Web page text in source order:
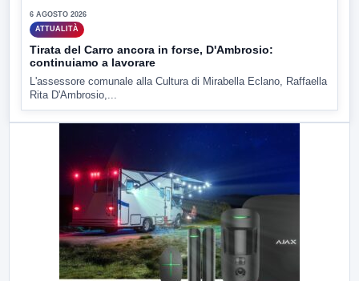
6 AGOSTO 2026
ATTUALITÀ
Tirata del Carro ancora in forse, D'Ambrosio:
continuiamo a lavorare
L'assessore comunale alla Cultura di Mirabella Eclano, Raffaella
Rita D'Ambrosio,...